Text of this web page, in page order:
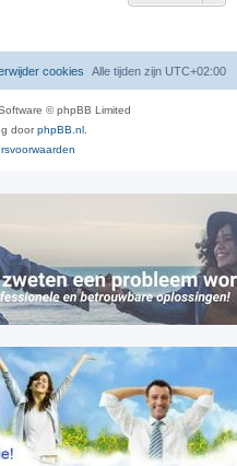
Alle tijden zijn UTC+02:00
cookies
© phpBB Limited
doorphpBB.nl